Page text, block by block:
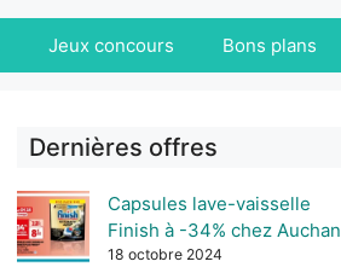
Jeux concours Bons plans
Dernières offres
Capsules lave-vaisselle
Finish à -34% chez Auchan
18 octobre 2024